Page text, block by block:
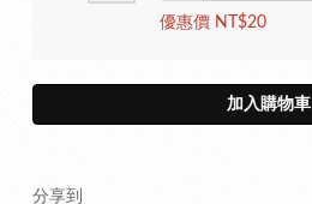
優惠價 NT$20
加入購物車
分享到